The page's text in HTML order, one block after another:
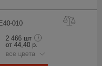
010
2 466 шт i
от 44,40 р.
все цвета